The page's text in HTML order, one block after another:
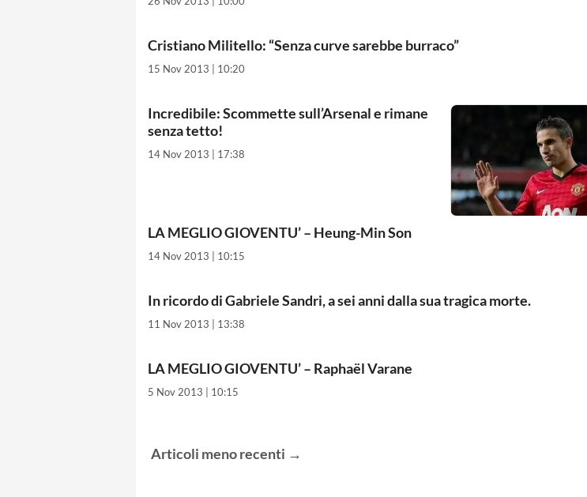
Cristiano Militello: “Senza curve sarebbe burraco”
15 Nov 2013 | 10:20
Incredibile: Scommette sull’Arsenal e rimane
senza tetto!
14 Nov 2013 | 17:38
LA MEGLIO GIOVENTU’ – Heung-Min Son
14 Nov 2013 | 10:15
In ricordo di Gabriele Sandri, a sei anni dalla sua tragica morte.
11 Nov 2013 | 13:38
LA MEGLIO GIOVENTU’ – Raphaël Varane
5 Nov 2013 | 10:15
Articoli meno recenti →